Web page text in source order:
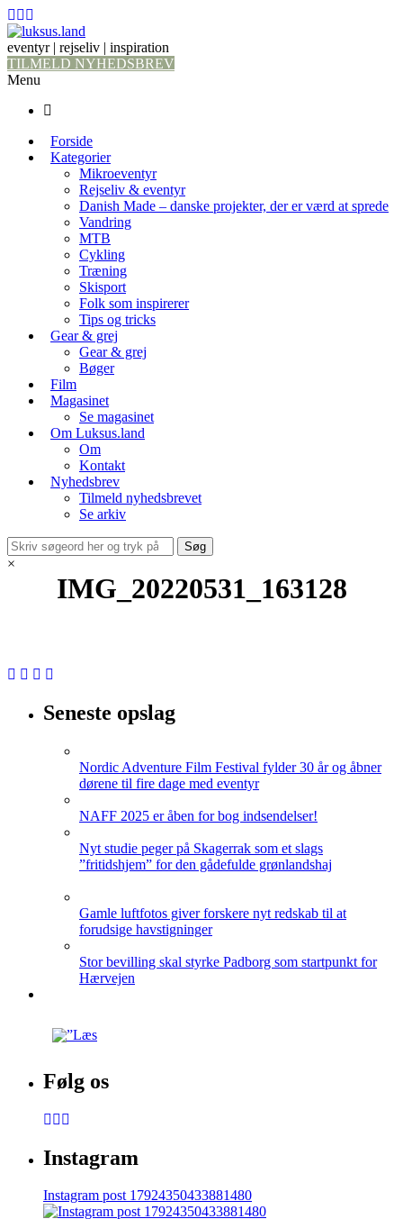
eventyr | rejseliv | inspiration
TILMELD NYHEDSBREV
Menu
Forside
Kategorier
Mikroeventyr
Rejseliv & eventyr
Danish Made – danske projekter, der er værd at sprede
Vandring
MTB
Cykling
Træning
Skisport
Folk som inspirerer
Tips og tricks
Gear & grej
Gear & grej
Bøger
Film
Magasinet
Se magasinet
Om Luksus.land
Om
Kontakt
Nyhedsbrev
Tilmeld nyhedsbrevet
Se arkiv
×
IMG_20220531_163128
Seneste opslag
Nordic Adventure Film Festival fylder 30 år og åbner
dørene til fire dage med eventyr
NAFF 2025 er åben for bog indsendelser!
Nyt studie peger på Skagerrak som et slags
”fritidshjem” for den gådefulde grønlandshaj
Gamle luftfotos giver forskere nyt redskab til at
forudsige havstigninger
Stor bevilling skal styrke Padborg som startpunkt for
Hærvejen
Følg os
Instagram
Instagram post 17924350433881480